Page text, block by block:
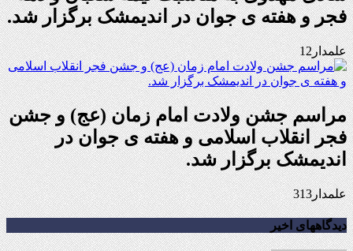
فجر و هفته ی جوان در اندیمشک برگزار شد.
علمدار12
مراسم جشن ولادت امام زمان (عج) و جشن
فجر انقلاب اسلامی و هفته ی جوان در
اندیمشک برگزار شد.
علمدار313
دیدگاههای اخیر